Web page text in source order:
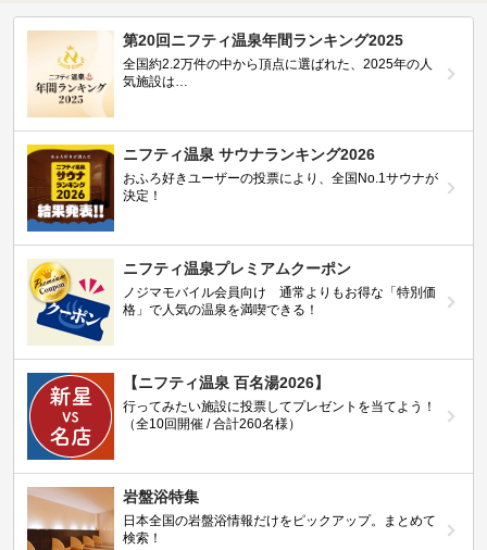
第20回ニフティ温泉年間ランキング2025
全国約2.2万件の中から頂点に選ばれた、2025年の人
気施設は…
ニフティ温泉 サウナランキング2026
おふろ好きユーザーの投票により、全国No.1サウナが
決定！
ニフティ温泉プレミアムクーポン
ノジマモバイル会員向け 通常よりもお得な「特別価
格」で人気の温泉を満喫できる！
【ニフティ温泉 百名湯2026】
行ってみたい施設に投票してプレゼントを当てよう！
（全10回開催 / 合計260名様）
岩盤浴特集
日本全国の岩盤浴情報だけをピックアップ。まとめて
検索！